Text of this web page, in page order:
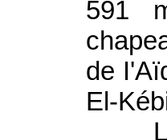
591
de
El-